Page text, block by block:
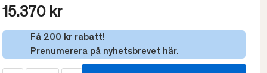
15.370 kr
Få 200 kr rabatt!
Prenumerera på nyhetsbrevet här.